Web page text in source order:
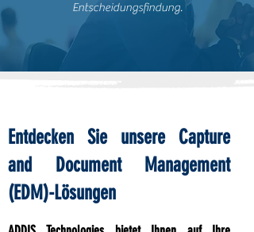
Entscheidungsfindung.
Entdecken Sie unsere Capture
and Document Management
(EDM)-Lösungen